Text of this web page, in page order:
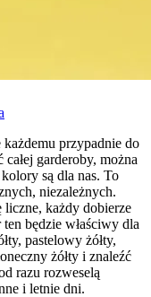
przypadnie do
garderoby, można
są dla nas. To
niezależnych.
liczne, każdy dobierze
będzie właściwy dla
pastelowy żółty,
żółty i znaleźć
razu rozweselą
i letnie dni.